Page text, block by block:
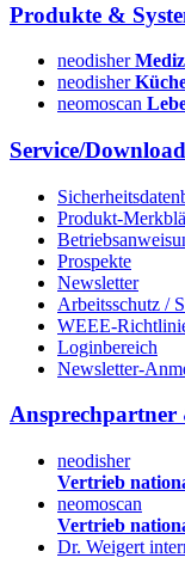
Produkte &
neodisher
neodisher
neomoscan
Service/
Produkt-
Prospekte
Newsletter
Arbeitsschutz /
WEEE-
Loginbereich
Newsletter-
Ansprechpartner
neodisher
Vertrieb
neomoscan
Vertrieb
Dr. Weigert